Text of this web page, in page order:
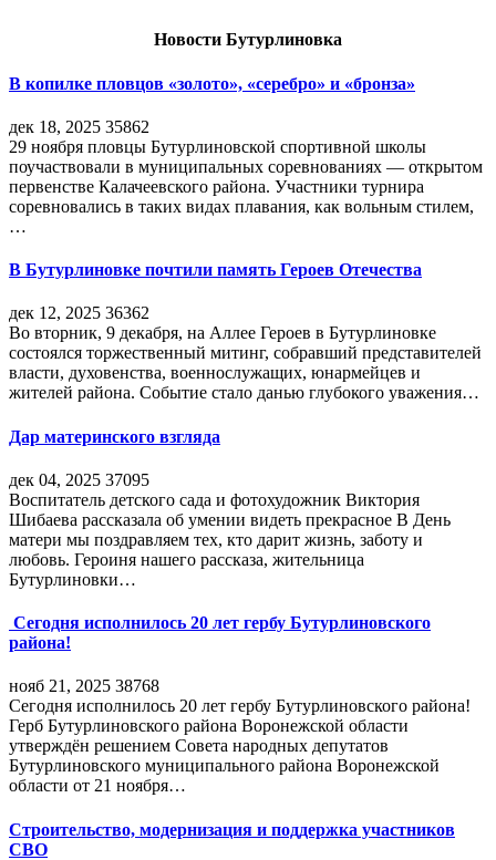
Новости Бутурлиновка
В копилке пловцов «золото», «серебро» и «бронза»
дек 18, 2025 35862
29 ноября пловцы Бутурлиновской спортивной школы
поучаствовали в муниципальных соревнованиях — открытом
первенстве Калачеевского района. Участники турнира
соревновались в таких видах плавания, как вольным стилем,
…
В Бутурлиновке почтили память Героев Отечества
дек 12, 2025 36362
Во вторник, 9 декабря, на Аллее Героев в Бутурлиновке
состоялся торжественный митинг, собравший представителей
власти, духовенства, военнослужащих, юнармейцев и
жителей района. Событие стало данью глубокого уважения…
Дар материнского взгляда
дек 04, 2025 37095
Воспитатель детского сада и фотохудожник Виктория
Шибаева рассказала об умении видеть прекрасное В День
матери мы поздравляем тех, кто дарит жизнь, заботу и
любовь. Героиня нашего рассказа, жительница
Бутурлиновки…
Сегодня исполнилось 20 лет гербу Бутурлиновского
района!
нояб 21, 2025 38768
Сегодня исполнилось 20 лет гербу Бутурлиновского района!
Герб Бутурлиновского района Воронежской области
утверждён решением Совета народных депутатов
Бутурлиновского муниципального района Воронежской
области от 21 ноября…
Строительство, модернизация и поддержка участников
СВО